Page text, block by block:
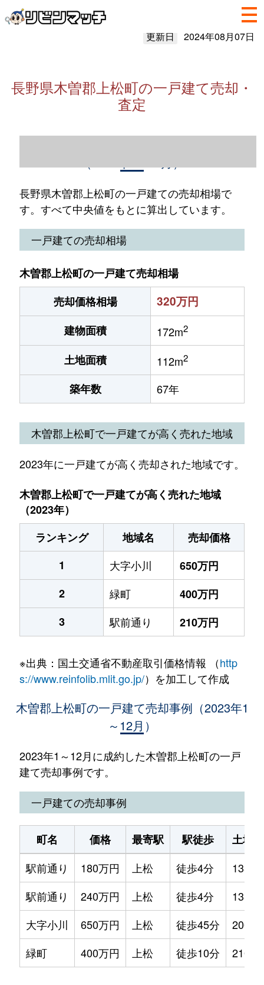
更新日 2024年08月07日
長野県木曽郡上松町の一戸建て売却・
査定
長野県木曽郡上松町の一戸建ての売却相場で
す。すべて中央値をもとに算出しています。
一戸建ての売却相場
木曽郡上松町の一戸建て売却相場
売却価格相場
320万円
建物面積 172m2
土地面積 112m2
築年数 67年
木曽郡上松町で一戸建てが高く売れた地域
2023年に一戸建てが高く売却された地域です。
木曽郡上松町で一戸建てが高く売れた地域
（2023年）
ランキング
地域名
売却価格
1
大字小川
650万円
2
緑町
400万円
3
駅前通り 210万円
※出典：国土交通省不動産取引価格情報 （http
s://www.reinfolib.mlit.go.jp/）を加工して作成
木曽郡上松町の一戸建て売却事例（2023年1
～12月）
2023年1～12月に成約した木曽郡上松町の一戸
建て売却事例です。
一戸建ての売却事例
町名 価格 最寄駅 駅徒歩
土地
駅前通り
180万円 上松 徒歩4分
135m²
駅前通り
240万円 上松 徒歩4分
135m²
大字小川
650万円 上松 徒歩45分
緑町
400万円 上松 徒歩10分 210m²